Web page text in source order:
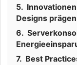
Designs prägen
Best